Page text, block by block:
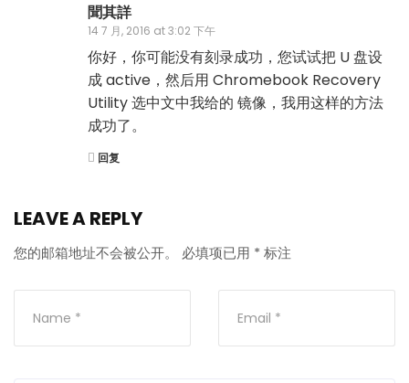
聞其詳
14 7 月, 2016 at 3:02 下午
你好，你可能没有刻录成功，您试试把 U 盘设
成 active，然后用 Chromebook Recovery
Utility 选中文中我给的 镜像，我用这样的方法
成功了。
回复
LEAVE A REPLY
您的邮箱地址不会被公开。 必填项已用 * 标注